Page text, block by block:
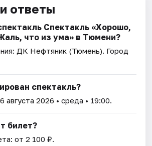
ответы
Спектакль «Хорошо,
что из ума» в Тюмени?
ДК Нефтяник (Тюмень). Город
спектакль?
августа 2026 • среда • 19:00.
билет?
от 2 100 ₽.